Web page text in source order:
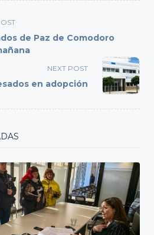
de Paz de Comodoro
NEXT POST
en adopción